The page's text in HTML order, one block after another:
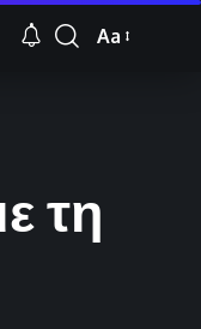
Font
Aa
τη